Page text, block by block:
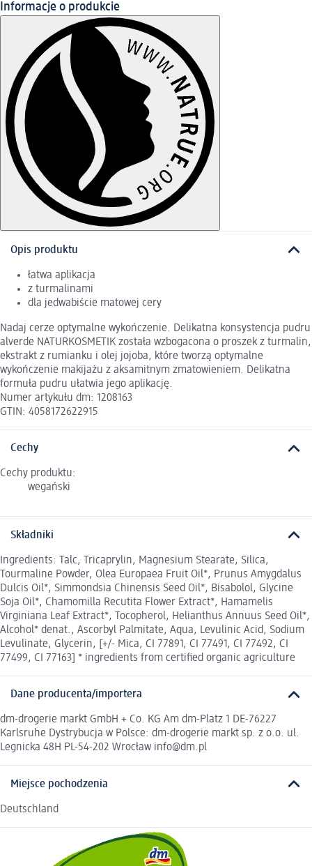
Informacje o produkcie
Opis produktu
łatwa aplikacja
z turmalinami
dla jedwabiście matowej cery
Nadaj cerze optymalne wykończenie. Delikatna konsystencja pudru
alverde NATURKOSMETIK została wzbogacona o proszek z turmalin,
ekstrakt z rumianku i olej jojoba, które tworzą optymalne
wykończenie makijażu z aksamitnym zmatowieniem. Delikatna
formuła pudru ułatwia jego aplikację.
Numer artykułu dm: 1208163
GTIN: 4058172622915
Cechy
Cechy produktu:
wegański
Składniki
Ingredients: Talc, Tricaprylin, Magnesium Stearate, Silica,
Tourmaline Powder, Olea Europaea Fruit Oil*, Prunus Amygdalus
Dulcis Oil*, Simmondsia Chinensis Seed Oil*, Bisabolol, Glycine
Soja Oil*, Chamomilla Recutita Flower Extract*, Hamamelis
Virginiana Leaf Extract*, Tocopherol, Helianthus Annuus Seed Oil*,
Alcohol* denat., Ascorbyl Palmitate, Aqua, Levulinic Acid, Sodium
Levulinate, Glycerin, [+/- Mica, CI 77891, CI 77491, CI 77492, CI
77499, CI 77163] * ingredients from certified organic agriculture
Dane producenta/importera
dm-drogerie markt GmbH + Co. KG Am dm-Platz 1 DE-76227
Karlsruhe Dystrybucja w Polsce: dm-drogerie markt sp. z o.o. ul.
Legnicka 48H PL-54-202 Wrocław info@dm.pl
Miejsce pochodzenia
Deutschland